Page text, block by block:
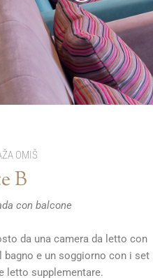
OMIŠ
B
con balcone
da una camera da letto con
e un soggiorno con i set
letto supplementare.